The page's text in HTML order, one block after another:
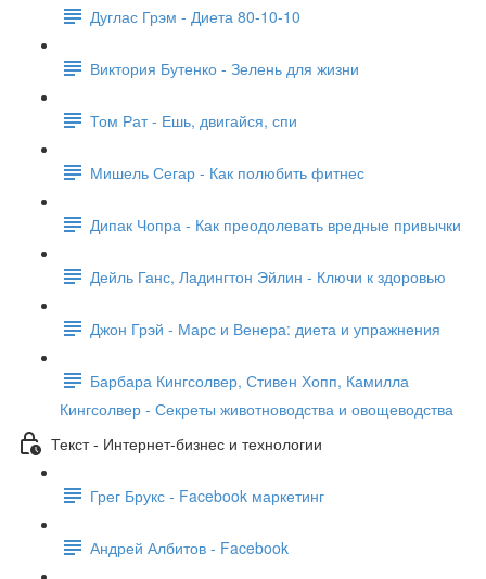
Дуглас Грэм - Диета 80-10-10
Виктория Бутенко - Зелень для жизни
Том Рат - Ешь, двигайся, спи
Мишель Сегар - Как полюбить фитнес
Дипак Чопра - Как преодолевать вредные привычки
Дейль Ганс, Ладингтон Эйлин - Ключи к здоровью
Джон Грэй - Марс и Венера: диета и упражнения
Барбара Кингсолвер, Стивен Хопп, Камилла
Кингсолвер - Секреты животноводства и овощеводства
Текст - Интернет-бизнес и технологии
Грег Брукс - Facebook маркетинг
Андрей Албитов - Facebook